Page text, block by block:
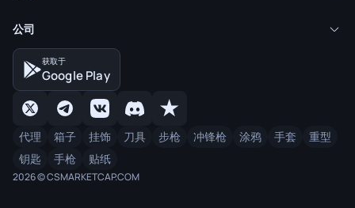
公司
获取于
Google Play
代理 箱子 挂饰 刀具 步枪 冲锋枪 涂鸦 手套
重型
钥匙
手枪 贴纸
2026 © CSMARKETCAP.COM